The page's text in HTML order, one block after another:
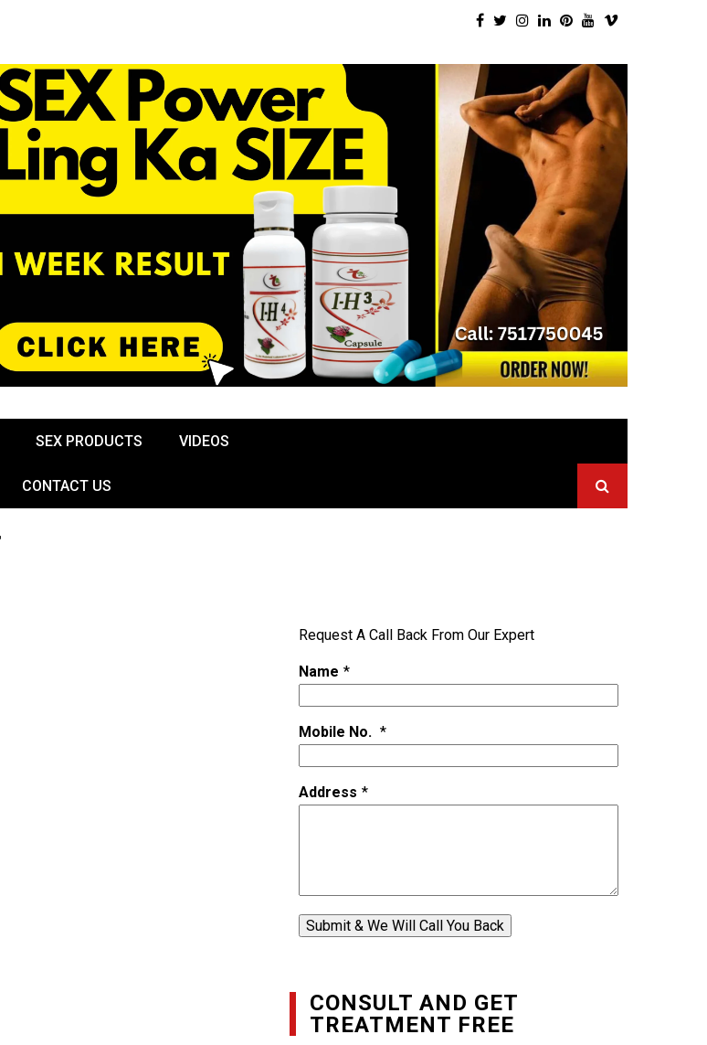
SEX PRODUCTS VIDEOS
CONTACT US
Request A Call Back From Our Expert
Name *
Mobile No. *
Address *
Submit & We Will Call You Back
CONSULT AND GET
TREATMENT FREE